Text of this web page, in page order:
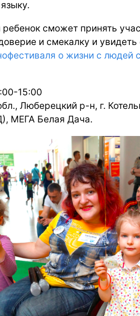
сможет принять
и смекалку и
о жизни с людей
15:00
Люберецкий р-н, г.
МЕГА Белая Дача.